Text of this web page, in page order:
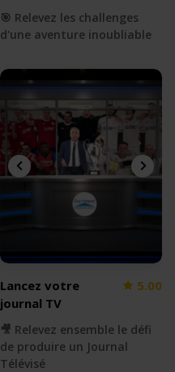
🎯 Relevez les challenges
d'une aventure inoubliable
Lancez votre
journal TV
5.00
🎥 Relevez ensemble le défi
de produire un Journal
Télévisé